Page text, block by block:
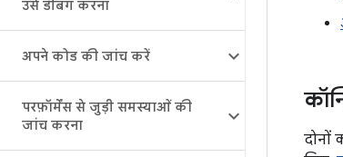
उसे डीबग करना
अपने कोड की जांच करें
परफ़ॉर्मेंस से जुड़ी समस्याओं की
जांच करना
दोनों